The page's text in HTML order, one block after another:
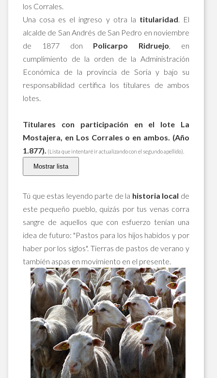
los Corrales.
Una cosa es el ingreso y otra la titularidad . El
alcalde de San Andrés de San Pedro en noviembre
de 1877 don Policarpo Ridruejo , en
cumplimiento de la orden de la Administración
Económica de la provincia de Soria y bajo su
responsabilidad certifica los titulares de ambos
lotes.
Titulares con participación en el lote La
Mostajera, en Los Corrales o en ambos. (Año
1.877).
(Lista que intentaré ir actualizando con el segundo apellido).
Tú que estas leyendo parte de la historia local de
este pequeño pueblo, quizás por tus venas corra
sangre de aquellos que con esfuerzo tenían una
idea de futuro: "Pastos para los hijos habidos y por
haber por los siglos". Tierras de pastos de verano y
también aspas en movimiento en el presente.